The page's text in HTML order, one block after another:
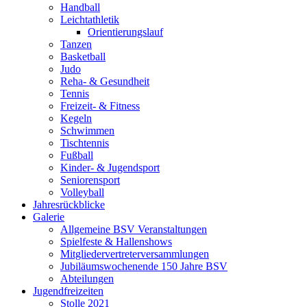
Handball
Leichtathletik
Orientierungslauf
Tanzen
Basketball
Judo
Reha- & Gesundheit
Tennis
Freizeit- & Fitness
Kegeln
Schwimmen
Tischtennis
Fußball
Kinder- & Jugendsport
Seniorensport
Volleyball
Jahresrückblicke
Galerie
Allgemeine BSV Veranstaltungen
Spielfeste & Hallenshows
Mitgliedervertreterversammlungen
Jubiläumswochenende 150 Jahre BSV
Abteilungen
Jugendfreizeiten
Stolle 2021